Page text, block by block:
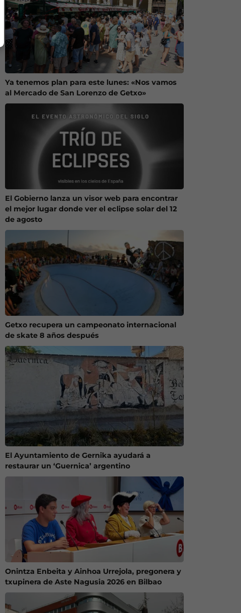
Ya tenemos plan para este lunes: «Nos vamos
al Mercado de San Lorenzo de Getxo»
El Gobierno lanza un visor web para encontrar
el mejor lugar donde ver el eclipse solar del 12
de agosto
Getxo recupera un campeonato internacional
de skate 8 años después
El Ayuntamiento de Gernika ayudará a
restaurar un ‘Guernica’ argentino
Onintza Enbeita y Ainhoa Urrejola, pregonera y
txupinera de Aste Nagusia 2026 en Bilbao